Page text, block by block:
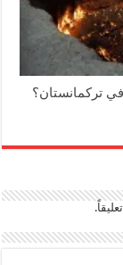
تركمانستان؟